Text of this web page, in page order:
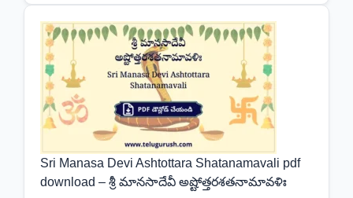
Sri Manasa Devi Ashtottara Shatanamavali pdf
download – శ్రీ మానసాదేవీ అష్టోత్తరశతనామావళిః